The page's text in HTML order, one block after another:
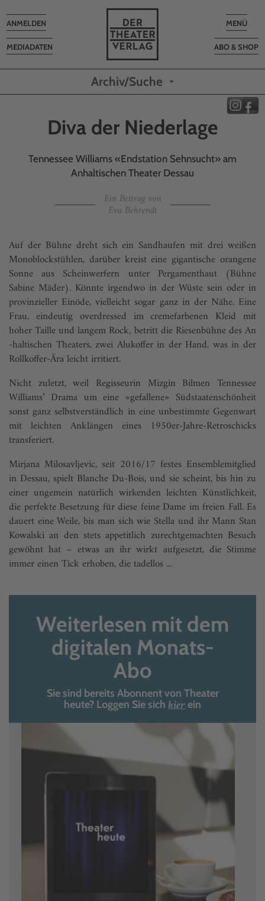
Toggle
MENÜ
ABO & SHOP
MEDIADATEN
Toggle
navigation
ANMELDEN
Archiv/Suche
Diva der Niederlage
Tennessee Williams «Endstation Sehnsucht» am
Anhaltischen Theater Dessau
Ein Beitrag von
Eva Behrendt
Auf der Bühne dreht sich ein Sandhaufen mit drei weißen
Monoblockstühlen, darüber kreist eine gigantische orangene
Sonne aus Scheinwerfern unter Pergamenthaut (Bühne
Sabine Mäder). Könnte irgendwo in der Wüste sein oder in
provinzieller Einöde, vielleicht sogar ganz in der Nähe. Eine
Frau, eindeutig overdressed im cremefarbenen Kleid mit
hoher Taille und langem Rock, betritt die Riesenbühne des An
-haltischen Theaters, zwei Alukoffer in der Hand, was in der
Rollkoffer-Ära leicht irritiert.
Nicht zuletzt, weil Regisseurin Mizgin Bilmen Tennessee
Williams’ Drama um eine «gefallene» Südstaatenschönheit
sonst ganz selbstverständlich in eine unbestimmte Gegenwart
mit leichten Anklängen eines 1950er-Jahre-Retroschicks
transferiert.
Mirjana Milosavljevic, seit 2016/17 festes Ensemblemitglied
in Dessau, spielt Blanche Du-Bois, und sie scheint, bis hin zu
einer ungemein natürlich wirkenden leichten Künstlichkeit,
die perfekte Besetzung für diese feine Dame im freien Fall. Es
dauert eine Weile, bis man sich wie Stella und ihr Mann Stan
Kowalski an den stets appetitlich zurechtgemachten Besuch
gewöhnt hat – etwas an ihr wirkt aufgesetzt, die Stimme
immer einen Tick erhoben, die tadellos ...
Weiterlesen mit dem
digitalen Monats-
Abo
Sie sind bereits Abonnent von Theater
heute? Loggen Sie sich hierein